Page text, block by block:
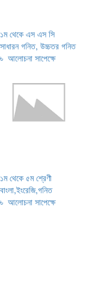
১ম থেকে এস এস সি
সাধারন গনিত, উচ্চতর গনিত
৳ আলোচনা সাপেক্ষে
১ম থেকে ৫ম শ্রেণী
বাংলা,ইংরেজি,গনিত
৳ আলোচনা সাপেক্ষে